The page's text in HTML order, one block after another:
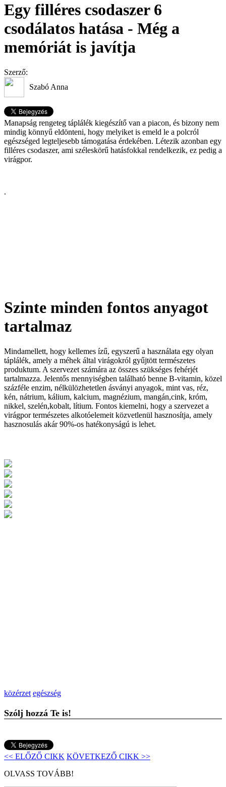
Egy filléres csodaszer 6
csodálatos hatása - Még a
memóriát is javítja
Szerző:
Szabó Anna
Manapság rengeteg táplálék kiegészítő van a piacon, és bizony nem
mindig könnyű eldönteni, hogy melyiket is emeld le a polcról
egészséged legteljesebb támogatása érdekében. Létezik azonban egy
filléres csodaszer, ami széleskörű hatásfokkal rendelkezik, ez pedig a
virágpor.
.
Szinte minden fontos anyagot
tartalmaz
Mindamellett, hogy kellemes ízű, egyszerű a használata egy olyan
táplálék, amely a méhek által virágokról gyűjtött természetes
produktum. A szervezet számára az összes szükséges fehérjét
tartalmazza. Jelentős mennyiségben található benne B-vitamin, közel
százféle enzim, nélkülözhetetlen ásványi anyagok, mint vas, réz,
kén, nátrium, kálium, kalcium, magnézium, mangán,cink, króm,
nikkel, szelén,kobalt, lítium. Fontos kiemelni, hogy a szervezet a
virágpor természetes alkotóelemeit közvetlenül hasznosítja, amely
hasznosulás akár 90%-os hatékonyságú is lehet.
közérzet egészség
Szólj hozzá Te is!
<< ELŐZŐ CIKK KÖVETKEZŐ CIKK >>
OLVASS TOVÁBB!